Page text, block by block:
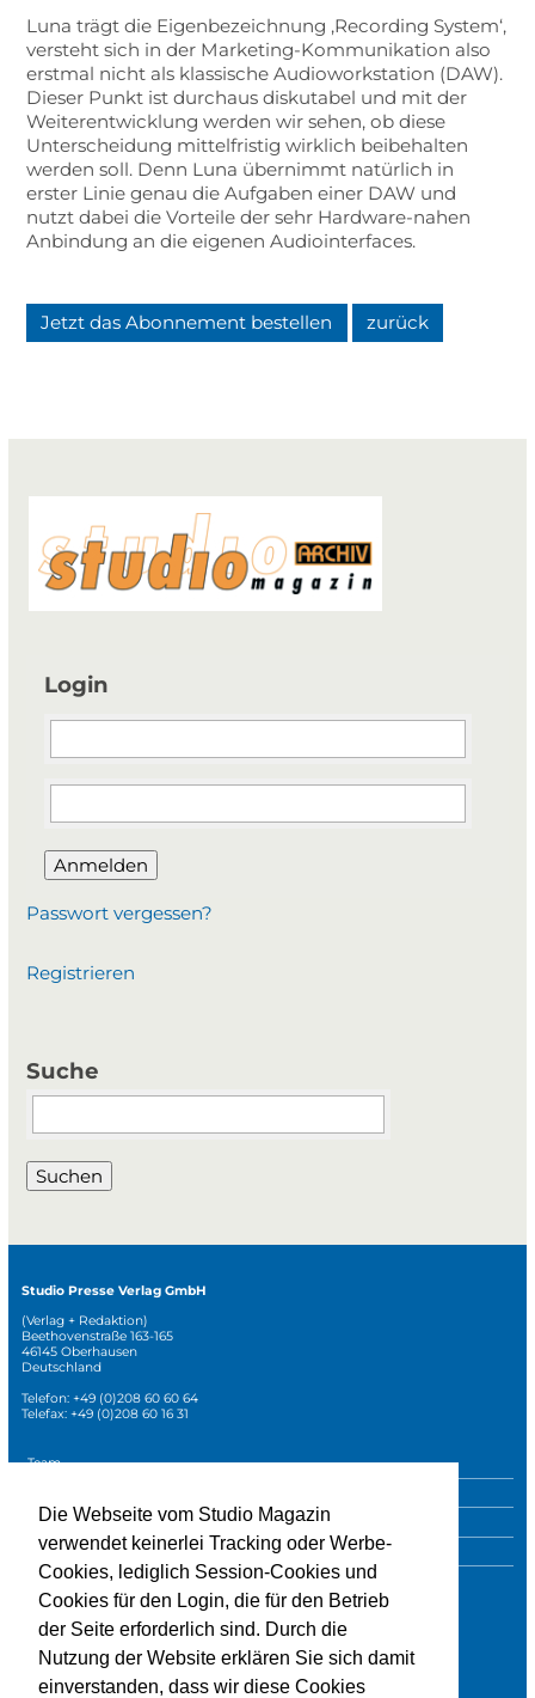
Die Webseite vom Studio Magazin
verwendet keinerlei Tracking oder Werbe-
Cookies, lediglich Session-Cookies und
Cookies für den Login, die für den Betrieb
der Seite erforderlich sind. Durch die
Nutzung der Website erklären Sie sich damit
einverstanden, dass wir diese Cookies
Luna trägt die Eigenbezeichnung ‚Recording System‘,
versteht sich in der Marketing-Kommunikation also
erstmal nicht als klassische Audioworkstation (DAW).
Dieser Punkt ist durchaus diskutabel und mit der
Weiterentwicklung werden wir sehen, ob diese
Unterscheidung mittelfristig wirklich beibehalten
werden soll. Denn Luna übernimmt natürlich in
erster Linie genau die Aufgaben einer DAW und
nutzt dabei die Vorteile der sehr Hardware-nahen
Anbindung an die eigenen Audiointerfaces.
Jetzt das Abonnement bestellen zurück
Login
Anmelden
Passwort vergessen?
Registrieren
Suche
Suchbegriffe
Suchen
Studio Presse Verlag GmbH
(Verlag + Redaktion)
Beethovenstraße 163-165
46145 Oberhausen
Deutschland
Telefon: +49 (0)208 60 60 64
Telefax: +49 (0)208 60 16 31
Navigation
Team
Sonderpublikationen
Impressum
Datenschutz
» zur Studio-Website